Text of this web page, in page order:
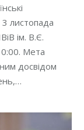
листопада
ім. В.Є.
Мета
досвідом